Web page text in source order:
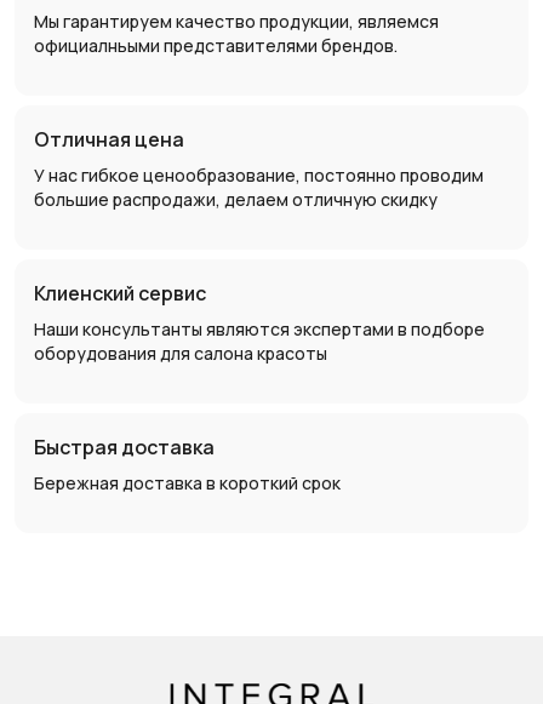
Мы гарантируем качество продукции, являемся
официалньыми представителями брендов.
Отличная цена
У нас гибкое ценообразование, постоянно проводим
большие распродажи, делаем отличную скидку
Клиенский сервис
Наши консультанты являются экспертами в подборе
оборудования для салона красоты
Быстрая доставка
Бережная доставка в короткий срок